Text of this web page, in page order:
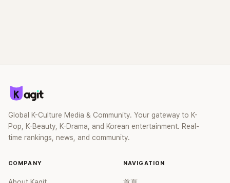
Global K-Culture Media & Community. Your gateway to K-
Pop, K-Beauty, K-Drama, and Korean entertainment. Real-
time rankings, news, and community.
COMPANY NAVIGATION